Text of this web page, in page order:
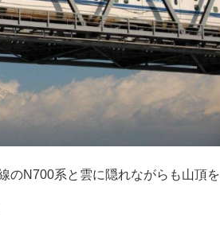
のN700系と雲に隠れながらも山頂を